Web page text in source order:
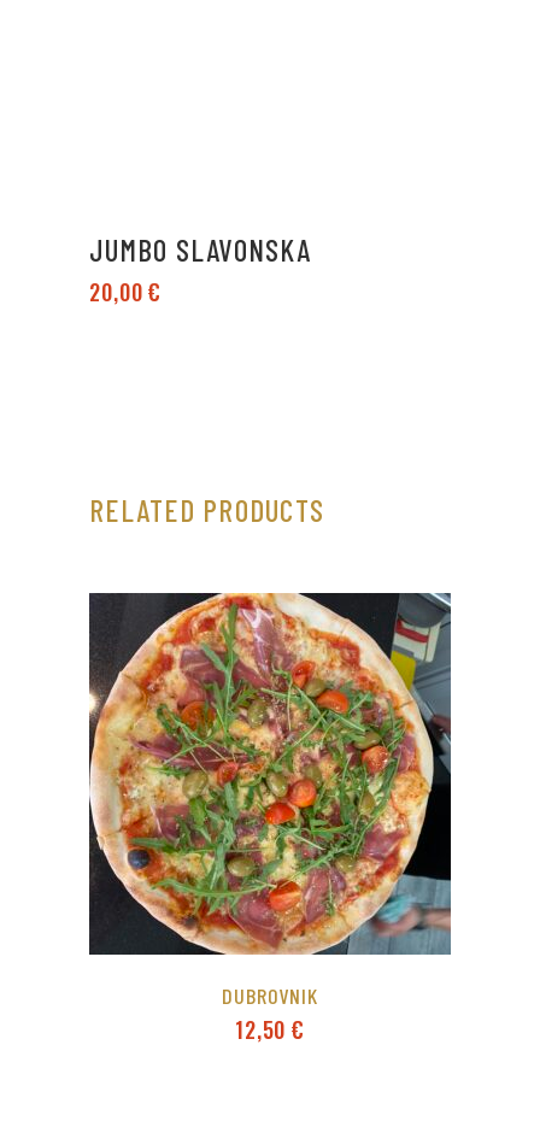
JUMBO SLAVONSKA
20,00€
RELATED PRODUCTS
DUBROVNIK
12,50€